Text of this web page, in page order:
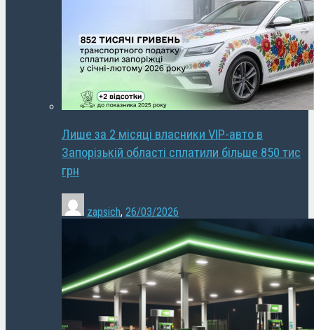
Лише за 2 місяці власники VIP-авто в
Запорізькій області сплатили більше 850 тис
грн
zapsich, 26/03/2026